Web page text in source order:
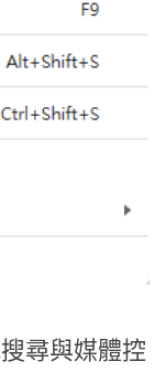
尋與媒體控